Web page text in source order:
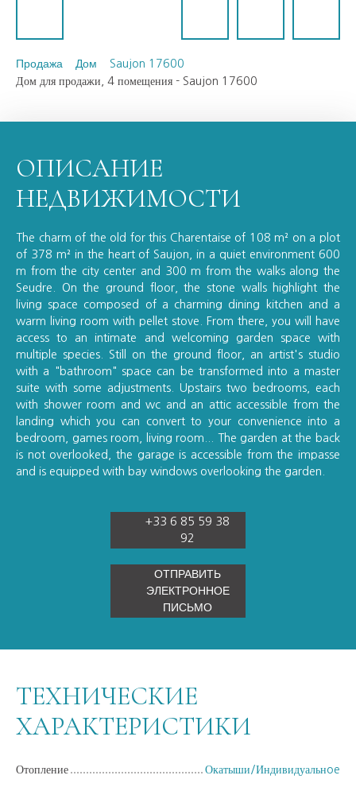
Продажа Дом
Saujon 17600
Дом для продажи, 4 помещения - Saujon 17600
ОПИСАНИЕ
НЕДВИЖИМОСТИ
The charm of the old for this Charentaise of 108 m² on a plot
of 378 m² in the heart of Saujon, in a quiet environment 600
m from the city center and 300 m from the walks along the
Seudre. On the ground floor, the stone walls highlight the
living space composed of a charming dining kitchen and a
warm living room with pellet stove. From there, you will have
access to an intimate and welcoming garden space with
multiple species. Still on the ground floor, an artist's studio
with a "bathroom" space can be transformed into a master
suite with some adjustments. Upstairs two bedrooms, each
with shower room and wc and an attic accessible from the
landing which you can convert to your convenience into a
bedroom, games room, living room... The garden at the back
is not overlooked, the garage is accessible from the impasse
and is equipped with bay windows overlooking the garden.
+33 6 85 59 38
92
ОТПРАВИТЬ
ЭЛЕКТРОННОЕ
ПИСЬМО
ТЕХНИЧЕСКИЕ
ХАРАКТЕРИСТИКИ
Отопление Окатыши/Индивидуальнoe